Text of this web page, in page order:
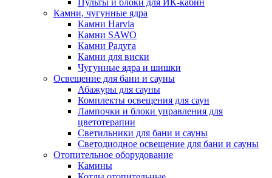
Пульты и блоки для ИК-кабин
Камни, чугунные ядра
Камни Harvia
Камни SAWO
Камни Радуга
Камни для виски
Чугунные ядра и шишки
Освещение для бани и сауны
Абажуры для сауны
Комплекты освещения для саун
Лампочки и блоки управления для
цветотерапии
Светильники для бани и сауны
Светодиодное освещение для бани и сауны
Отопительное оборудование
Камины